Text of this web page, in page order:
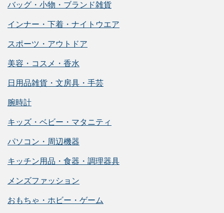
バッグ・小物・ブランド雑貨
インナー・下着・ナイトウエア
スポーツ・アウトドア
美容・コスメ・香水
日用品雑貨・文房具・手芸
腕時計
キッズ・ベビー・マタニティ
パソコン・周辺機器
キッチン用品・食器・調理器具
メンズファッション
おもちゃ・ホビー・ゲーム